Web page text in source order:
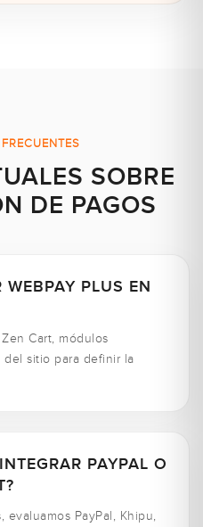
SOBRE
DE PAGOS
WEBPAY PLUS EN
Cart, módulos
sitio para definir la
PAYPAL O
evaluamos PayPal, Khipu,